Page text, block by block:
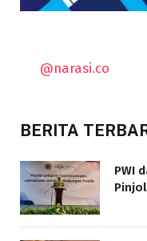
@narasi.co
BERITA
PWI